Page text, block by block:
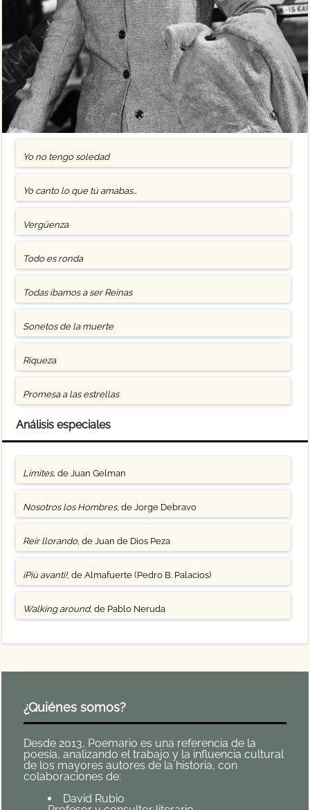
Yo no tengo soledad
Yo canto lo que tú amabas…
Vergüenza
Todo es ronda
Todas íbamos a ser Reinas
Sonetos de la muerte
Riqueza
Promesa a las estrellas
Análisis especiales
Límites, de Juan Gelman
Nosotros los Hombres, de Jorge Debravo
Reír llorando, de Juan de Dios Peza
¡Più avanti!, de Almafuerte (Pedro B. Palacios)
Walking around, de Pablo Neruda
¿Quiénes somos?
Desde 2013, Poemario es una referencia de la
poesía, analizando el trabajo y la influencia cultural
de los mayores autores de la historia, con
colaboraciones de:
David Rubio